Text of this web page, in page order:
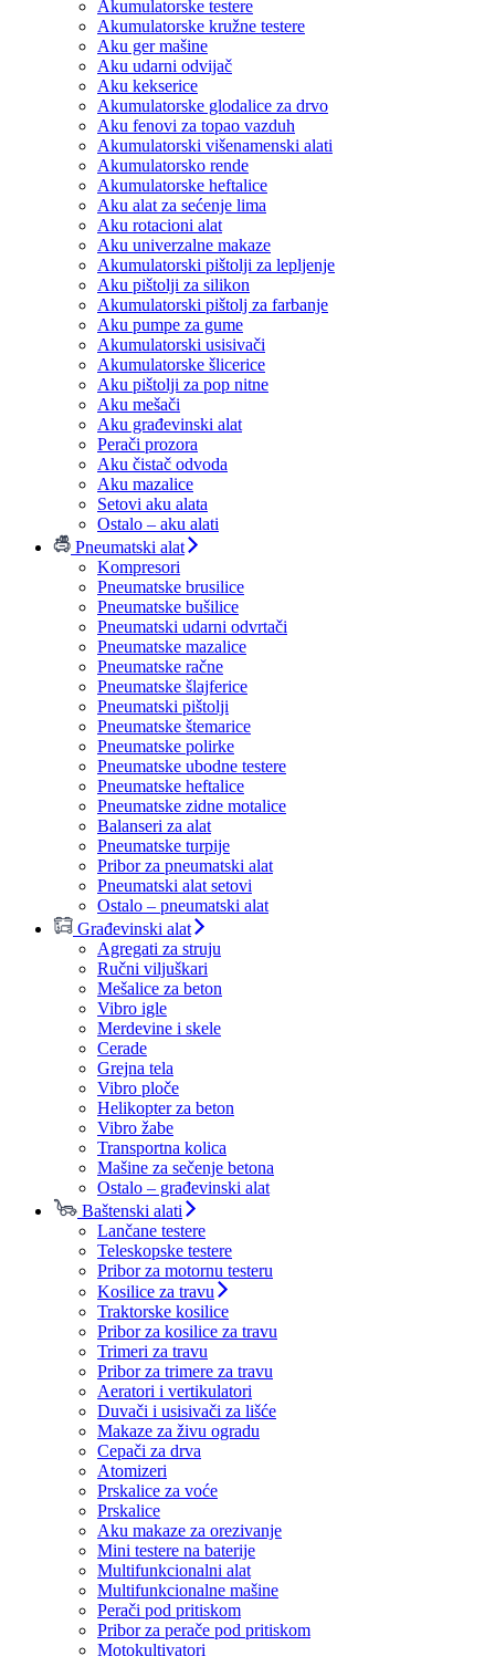
Akumulatorske testere
Akumulatorske kružne testere
Aku ger mašine
Aku udarni odvijač
Aku kekserice
Akumulatorske glodalice za drvo
Aku fenovi za topao vazduh
Akumulatorski višenamenski alati
Akumulatorsko rende
Akumulatorske heftalice
Aku alat za sećenje lima
Aku rotacioni alat
Aku univerzalne makaze
Akumulatorski pištolji za lepljenje
Aku pištolji za silikon
Akumulatorski pištolj za farbanje
Aku pumpe za gume
Akumulatorski usisivači
Akumulatorske šlicerice
Aku pištolji za pop nitne
Aku mešači
Aku građevinski alat
Perači prozora
Aku čistač odvoda
Aku mazalice
Setovi aku alata
Ostalo – aku alati
Pneumatski alat
Kompresori
Pneumatske brusilice
Pneumatske bušilice
Pneumatski udarni odvrtači
Pneumatske mazalice
Pneumatske račne
Pneumatske šlajferice
Pneumatski pištolji
Pneumatske štemarice
Pneumatske polirke
Pneumatske ubodne testere
Pneumatske heftalice
Pneumatske zidne motalice
Balanseri za alat
Pneumatske turpije
Pribor za pneumatski alat
Pneumatski alat setovi
Ostalo – pneumatski alat
Građevinski alat
Agregati za struju
Ručni viljuškari
Mešalice za beton
Vibro igle
Merdevine i skele
Cerade
Grejna tela
Vibro ploče
Helikopter za beton
Vibro žabe
Transportna kolica
Mašine za sečenje betona
Ostalo – građevinski alat
Baštenski alati
Lančane testere
Teleskopske testere
Pribor za motornu testeru
Kosilice za travu
Traktorske kosilice
Pribor za kosilice za travu
Trimeri za travu
Pribor za trimere za travu
Aeratori i vertikulatori
Duvači i usisivači za lišće
Makaze za živu ogradu
Cepači za drva
Atomizeri
Prskalice za voće
Prskalice
Aku makaze za orezivanje
Mini testere na baterije
Multifunkcionalni alat
Multifunkcionalne mašine
Perači pod pritiskom
Pribor za perače pod pritiskom
Motokultivatori